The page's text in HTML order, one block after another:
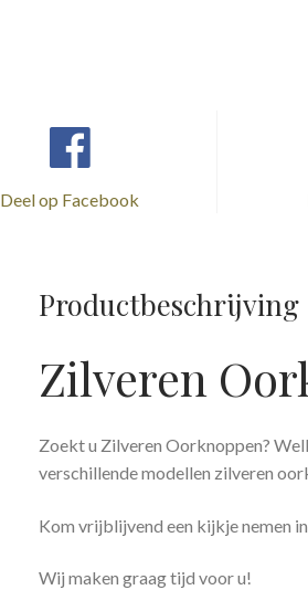
Deel op Facebook
Productbeschrijving
Zilveren
Zoekt u Zilveren Oorknoppen?
verschillende modellen zilveren
Kom vrijblijvend een kijkje nemen
Wij maken graag tijd voor u!